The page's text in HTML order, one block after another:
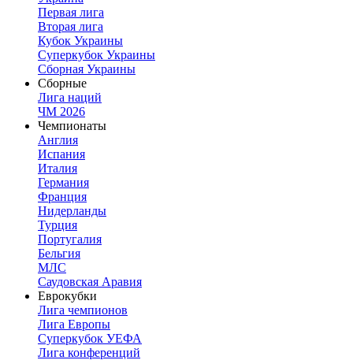
Первая лига
Вторая лига
Кубок Украины
Суперкубок Украины
Сборная Украины
Сборные
Лига наций
ЧМ 2026
Чемпионаты
Англия
Испания
Италия
Германия
Франция
Нидерланды
Турция
Португалия
Бельгия
МЛС
Саудовская Аравия
Еврокубки
Лига чемпионов
Лига Европы
Суперкубок УЕФА
Лига конференций